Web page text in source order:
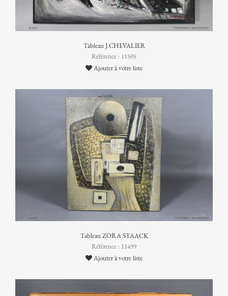
Tableau J.CHEVALIER
Référence : 11505
Ajouter à votre liste
Tableau ZORA STAACK
Référence : 11499
Ajouter à votre liste